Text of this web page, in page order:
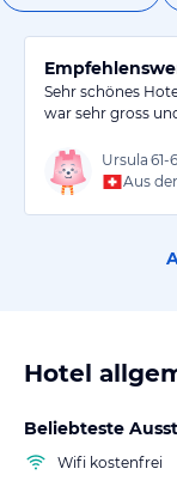
Sehr schönes
war sehr gross
Ursula 61-
Aus
Hotel
Beliebteste
Wifi kostenfrei